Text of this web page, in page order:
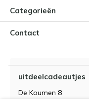
Categorieën
Contact
uitdeelcadeautjes
De Koumen 8